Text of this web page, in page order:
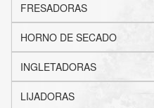
FRESADORAS
HORNO DE SECADO
INGLETADORAS
LIJADORAS